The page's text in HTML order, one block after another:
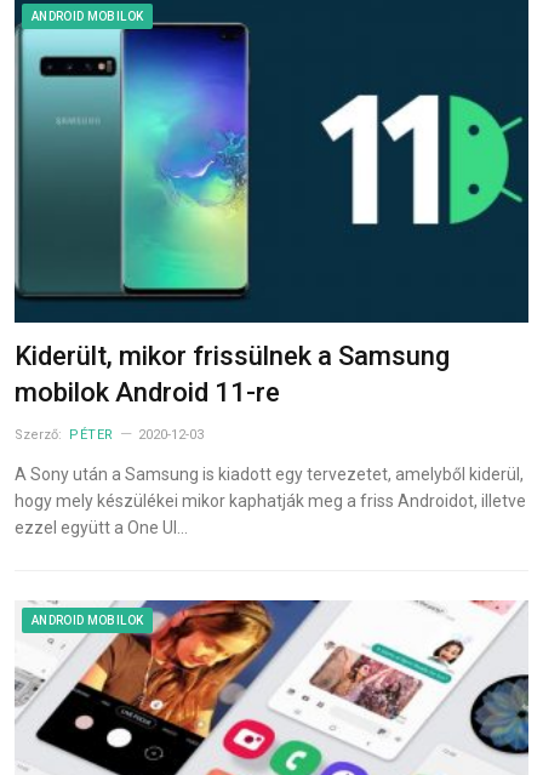
ANDROID MOBILOK
Kiderült, mikor frissülnek a Samsung
mobilok Android 11-re
Szerző: PÉTER 2020-12-03
A Sony után a Samsung is kiadott egy tervezetet, amelyből kiderül,
hogy mely készülékei mikor kaphatják meg a friss Androidot, illetve
ezzel együtt a One UI…
ANDROID MOBILOK